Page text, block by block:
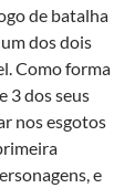
de batalha
dos dois
Como forma
3 dos seus
nos esgotos
e